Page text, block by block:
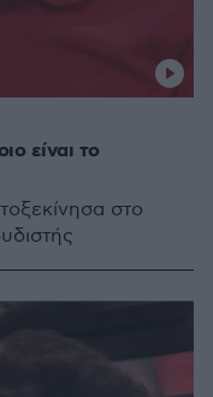
είναι το
στο